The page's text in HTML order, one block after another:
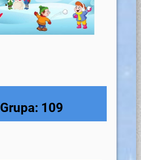
Grupa: 109